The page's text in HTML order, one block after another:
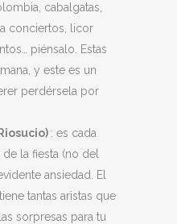
cabalgatas,
conciertos, licor
piénsalo. Estas
y este es un
perdérsela por
: es cada
la fiesta (no del
ansiedad. El
tantas aristas que
sorpresas para tu